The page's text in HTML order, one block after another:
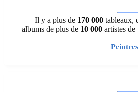
Il y a plus de 170 000 tableaux,
albums de plus de 10 000 artistes de